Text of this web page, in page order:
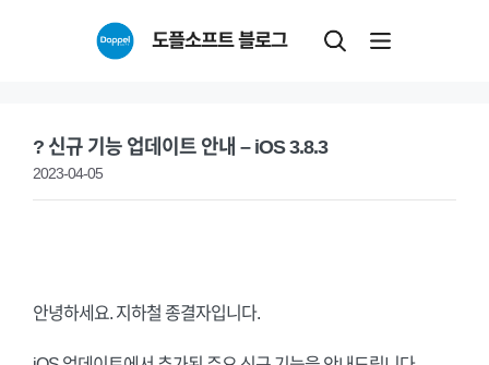
도플소프트 블로그
? 신규 기능 업데이트 안내 – iOS 3.8.3
2023-04-05
안녕하세요. 지하철 종결자입니다.